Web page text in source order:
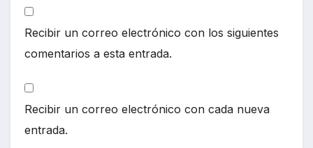
Recibir un correo electrónico con los siguientes
comentarios a esta entrada.
Recibir un correo electrónico con cada nueva
entrada.